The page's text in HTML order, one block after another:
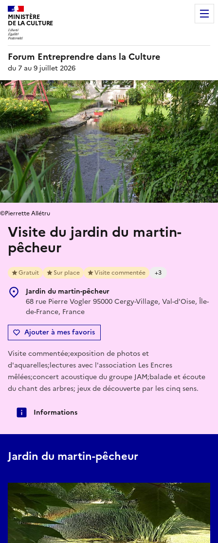
MINISTÈRE
DE LA CULTURE
Forum Entreprendre dans la Culture
du 7 au 9 juillet 2026
Visite du jardin du martin-
pêcheur
Gratuit Sur place Visite commentée +3
Jardin du martin-pêcheur
68 rue Pierre Vogler 95000 Cergy-Village, Val-d'Oise, Île-
de-France, France
Ajouter à mes favoris
©Pierrette Allétru
Visite commentée;exposition de photos et
d'aquarelles;lectures avec l'association Les Encres
mêlées;concert acoustique du groupe JAM;balade et écoute
du chant des arbres; jeux de découverte par les cinq sens.
Informations
Jardin du martin-pêcheur